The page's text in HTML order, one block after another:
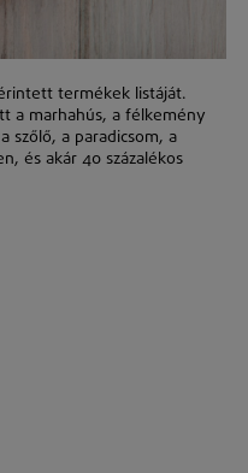
termékek listáját.
a marhahús, a félkemény
szőlő, a paradicsom, a
és akár 40 százalékos